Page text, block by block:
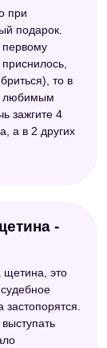
при
подарок.
первому
то в
любимым
зажгите 4
а в 2 других
-
щетина, это